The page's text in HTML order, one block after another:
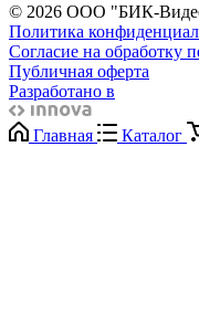
© 2026 ООО "БИК-
Политика
Согласие на обработку
Публичная оферта
Разработано в
Главная Каталог